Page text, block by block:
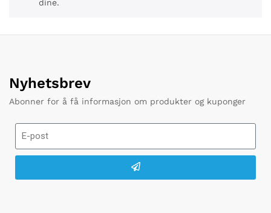
dine.
Nyhetsbrev
Abonner for å få informasjon om produkter og kuponger